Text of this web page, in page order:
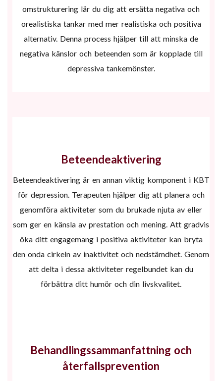
omstrukturering lär du dig att ersätta negativa och
orealistiska tankar med mer realistiska och positiva
alternativ. Denna process hjälper till att minska de
negativa känslor och beteenden som är kopplade till
depressiva tankemönster.
Beteendeaktivering
Beteendeaktivering är en annan viktig komponent i KBT
för depression. Terapeuten hjälper dig att planera och
genomföra aktiviteter som du brukade njuta av eller
som ger en känsla av prestation och mening. Att gradvis
öka ditt engagemang i positiva aktiviteter kan bryta
den onda cirkeln av inaktivitet och nedstämdhet. Genom
att delta i dessa aktiviteter regelbundet kan du
förbättra ditt humör och din livskvalitet.
Behandlingssammanfattning och
återfallsprevention